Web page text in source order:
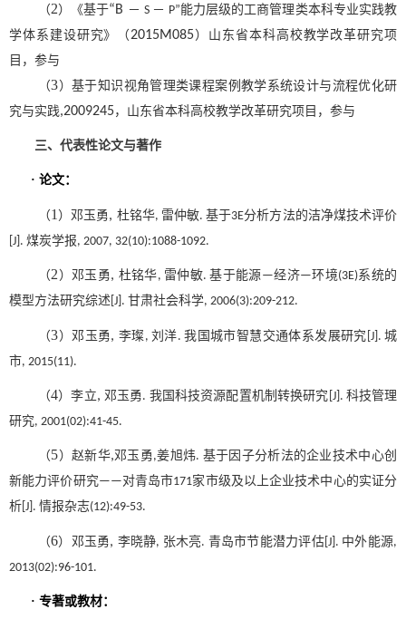
（2） 《基于“B － S － P”能力层级的工商管理类本科专业实践教
学体系建设研究》
（2015M085） 山东省本科高校教学改革研究项
目 ，参与
（3）基于知识视角管理类课程案例教学系统设计与流程优化研
究与实践,2009245，山东省本科高校教学改革研究项目 ，参与
三、代表性论文与著作
· 论文：
（1 ） 邓玉勇, 杜铭华, 雷仲敏.基于3E分析方法的洁净煤技术评价
[J]. 煤炭学报, 2007, 32(10):1088-1092.
（2 ） 邓玉勇, 杜铭华, 雷仲敏.基于能源 —经济—环境(3E)系统的
模型方法研究综述 [J]. 甘肃社会科学, 2006(3):209-212.
（3）邓玉勇, 李璨 , 刘洋.我国城市智慧交通体系发展研究 [J].城
市, 2015(11).
（4）李立, 邓玉勇. 我国科技资源配置机制转换研究 [J]. 科技管理
研究, 2001(02):41-45.
（5） 赵新华,邓玉勇,姜旭炜. 基于因子分析法的企业技术中心创
新能力评价研究——对青岛市171家市级及以上企业技术中心的实证分
析 [J]. 情报杂志(12):49-53.
（6） 邓玉勇, 李晓静, 张木亮. 青岛市节能潜力评估[J]. 中外能源,
2013(02):96-101.
· 专著或教材：